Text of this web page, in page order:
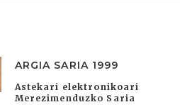
ARGIA SARIA 1999
Astekari elektronikoari
Merezimenduzko Saria